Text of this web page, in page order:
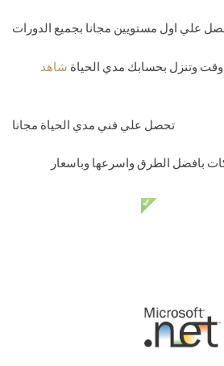
علي اول مستويين مجانا بجميع الدورات
وتنزل بحسابك مدي الحياة شاهد
تحصل علي فني مدي الحياة مجانا
بافضل الطرق واسرعها وباسعار